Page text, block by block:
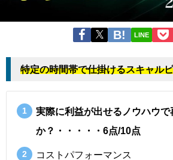
LINE
特定の時間帯で仕掛けるスキャル
実際に利益が出せるノウハウで
か？・・・・・6点/10点
コストパフォーマンス